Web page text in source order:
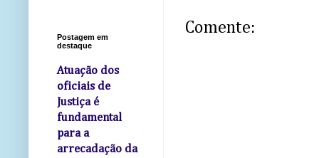
Comente:
Postagem em
destaque
Atuação dos
oficiais de
Justiça é
fundamental
para a
arrecadação da